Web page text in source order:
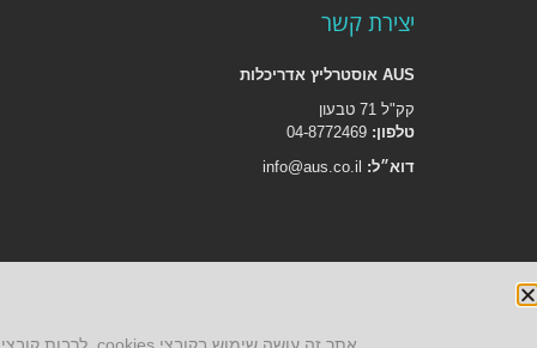
יצירת קשר
AUS אוסטרליץ אדריכלות
קק"ל 71 טבעון
טלפון:
דוא״ל: info@aus.co.il